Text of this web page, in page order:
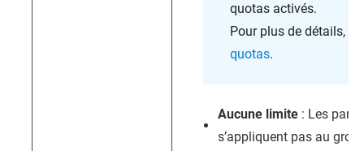
quotas activés.
Pour plus de détails,
quotas.
Aucune limite : Les
s’appliquent pas au